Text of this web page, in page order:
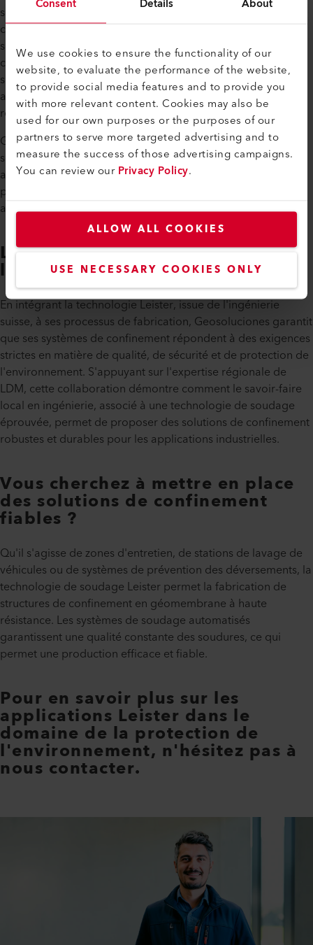
We use cookies to ensure the functionality of our
website, to evaluate the performance of the website,
to provide social media features and to provide you
with more relevant content. Cookies may also be
used for our own purposes or the purposes of our
partners to serve more targeted advertising and to
measure the success of those advertising campaigns.
You can review ourPrivacy Policy.
ALLOW ALL COOKIES
USE NECESSARY COOKIES ONLY
soudeuse automatique VARIMAT de Leister joue un rôle
central. Sa précision et la régularité de ses performances de
soudage contribuent à garantir l'intégrité mécanique de
chaque assemblage. Une exécution rapide, des cordons de
soudure réguliers et une excellente résistance au pliage et
aux contraintes mécaniques sont indispensables pour
répondre à des normes de fabrication exigeantes.
Grâce au VARIMAT, le processus de production est non
seulement plus efficace, mais aussi plus fiable. Le soudage
automatisé réduit au minimum le risque d'erreur humaine et
permet de garantir une qualité constante des soudures tout
au long de la production.
La précision suisse alliée à
l'expertise locale
En intégrant la technologie Leister, issue de l'ingénierie
suisse, à ses processus de fabrication, Geosoluciones garantit
que ses systèmes de confinement répondent à des exigences
strictes en matière de qualité, de sécurité et de protection de
l'environnement. S'appuyant sur l'expertise régionale de
LDM, cette collaboration démontre comment le savoir-faire
local en ingénierie, associé à une technologie de soudage
éprouvée, permet de proposer des solutions de confinement
robustes et durables pour les applications industrielles.
Vous cherchez à mettre en place
des solutions de confinement
fiables ?
Qu'il s'agisse de zones d'entretien, de stations de lavage de
véhicules ou de systèmes de prévention des déversements, la
technologie de soudage Leister permet la fabrication de
structures de confinement en géomembrane à haute
résistance. Les systèmes de soudage automatisés
garantissent une qualité constante des soudures, ce qui
permet une production efficace et fiable.
Pour en savoir plus sur les
applications Leister dans le
domaine de la protection de
l'environnement, n'hésitez pas à
nous contacter.